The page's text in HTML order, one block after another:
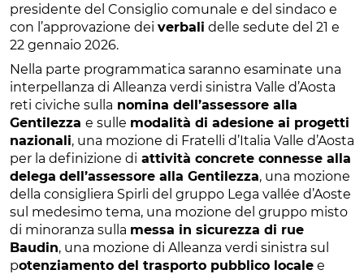
presidente del Consiglio comunale e del sindaco e
con l’approvazione dei verbali delle sedute del 21 e
22 gennaio 2026.
Nella parte programmatica saranno esaminate una
interpellanza di Alleanza verdi sinistra Valle d’Aosta
reti civiche sulla nomina dell’assessore alla
Gentilezza e sulle modalità di adesione ai progetti
nazionali, una mozione di Fratelli d’Italia Valle d’Aosta
per la definizione di attività concrete connesse alla
delega dell’assessore alla Gentilezza, una mozione
della consigliera Spirli del gruppo Lega vallée d’Aoste
sul medesimo tema, una mozione del gruppo misto
di minoranza sulla messa in sicurezza di rue
Baudin, una mozione di Alleanza verdi sinistra sul
potenziamento del trasporto pubblico locale e